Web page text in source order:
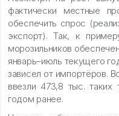
фактически местные
обеспечить спрос
экспорт). Так, к
морозильников
январь–июль текущего
зависел от импортёров.
ввезли 473,8 тыс.
годом ранее.